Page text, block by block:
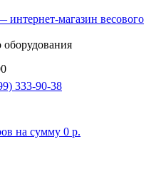
333-90-38
на сумму 0 р.